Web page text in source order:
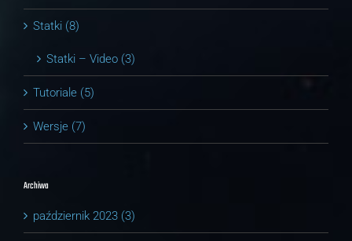
Statki (8)
Statki – Video (3)
Tutoriale (5)
Wersje (7)
Archiwa
październik 2023 (3)